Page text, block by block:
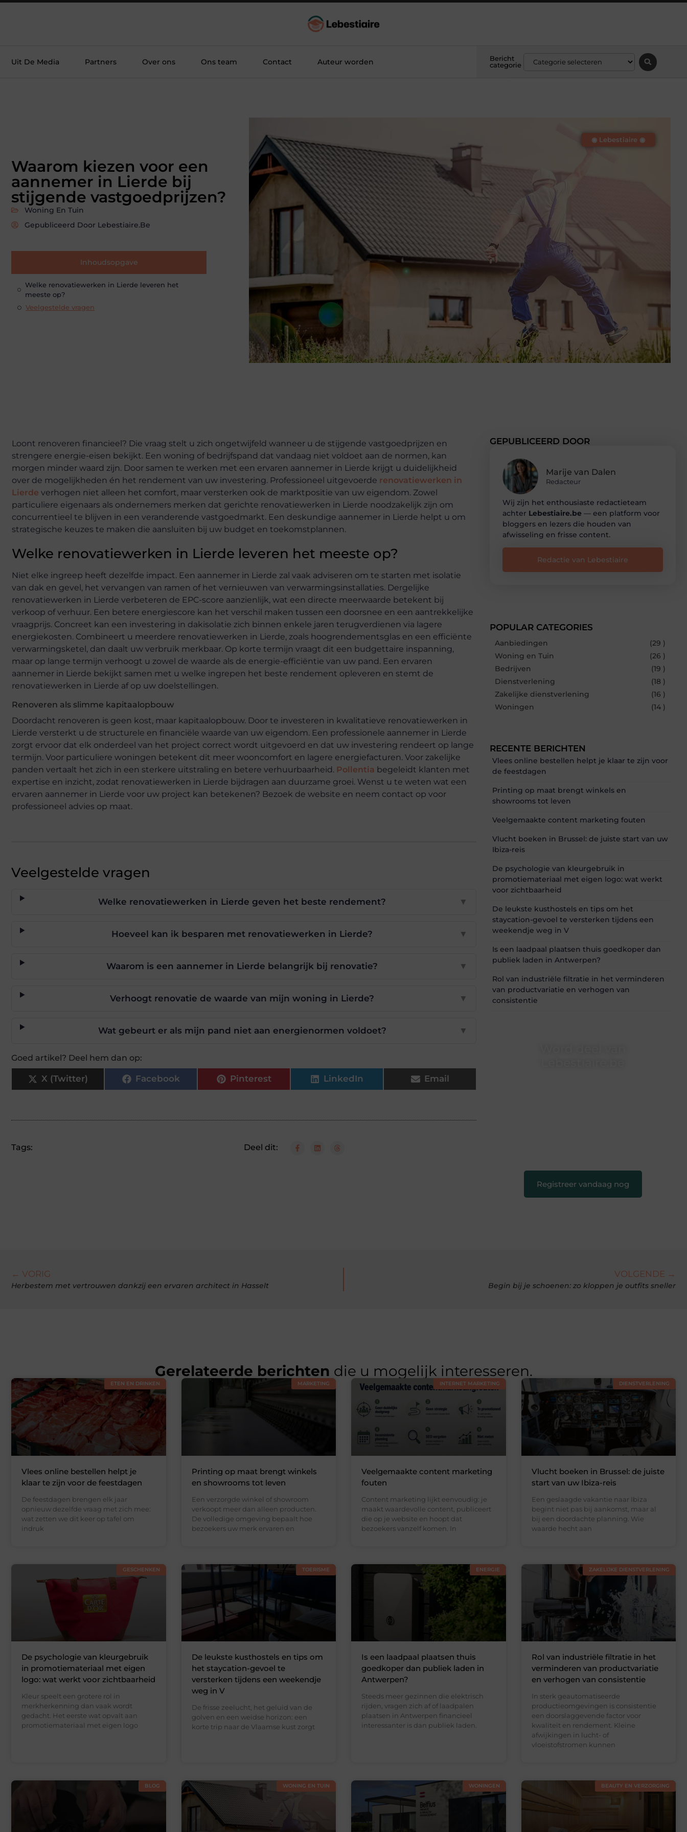
Uit De Media Partners Over ons Ons team Contact Auteur worden
Bericht
categorie
Waarom kiezen voor een
aannemer in Lierde bij
stijgende vastgoedprijzen?
Woning En Tuin
Gepubliceerd Door Lebestiaire.be
Inhoudsopgave
Welke renovatiewerken in Lierde leveren het
meeste op?
Veelgestelde vragen
◉ Lebestiaire ◉
Loont renoveren financieel? Die vraag stelt u zich ongetwijfeld wanneer u de stijgende vastgoedprijzen en
strengere energie-eisen bekijkt. Een woning of bedrijfspand dat vandaag niet voldoet aan de normen, kan
morgen minder waard zijn. Door samen te werken met een ervaren aannemer in Lierde krijgt u duidelijkheid
over de mogelijkheden én het rendement van uw investering. Professioneel uitgevoerde renovatiewerken in
Lierde verhogen niet alleen het comfort, maar versterken ook de marktpositie van uw eigendom. Zowel
particuliere eigenaars als ondernemers merken dat gerichte renovatiewerken in Lierde noodzakelijk zijn om
concurrentieel te blijven in een veranderende vastgoedmarkt. Een deskundige aannemer in Lierde helpt u om
strategische keuzes te maken die aansluiten bij uw budget en toekomstplannen.
Welke renovatiewerken in Lierde leveren het meeste op?
Niet elke ingreep heeft dezelfde impact. Een aannemer in Lierde zal vaak adviseren om te starten met isolatie
van dak en gevel, het vervangen van ramen of het vernieuwen van verwarmingsinstallaties. Dergelijke
renovatiewerken in Lierde verbeteren de EPC-score aanzienlijk, wat een directe meerwaarde betekent bij
verkoop of verhuur. Een betere energiescore kan het verschil maken tussen een doorsnee en een aantrekkelijke
vraagprijs. Concreet kan een investering in dakisolatie zich binnen enkele jaren terugverdienen via lagere
energiekosten. Combineert u meerdere renovatiewerken in Lierde, zoals hoogrendementsglas en een efficiënte
verwarmingsketel, dan daalt uw verbruik merkbaar. Op korte termijn vraagt dit een budgettaire inspanning,
maar op lange termijn verhoogt u zowel de waarde als de energie-efficiëntie van uw pand. Een ervaren
aannemer in Lierde bekijkt samen met u welke ingrepen het beste rendement opleveren en stemt de
renovatiewerken in Lierde af op uw doelstellingen.
Renoveren als slimme kapitaalopbouw
Doordacht renoveren is geen kost, maar kapitaalopbouw. Door te investeren in kwalitatieve renovatiewerken in
Lierde versterkt u de structurele en financiële waarde van uw eigendom. Een professionele aannemer in Lierde
zorgt ervoor dat elk onderdeel van het project correct wordt uitgevoerd en dat uw investering rendeert op lange
termijn. Voor particuliere woningen betekent dit meer wooncomfort en lagere energiefacturen. Voor zakelijke
panden vertaalt het zich in een sterkere uitstraling en betere verhuurbaarheid. Pollentia begeleidt klanten met
expertise en inzicht, zodat renovatiewerken in Lierde bijdragen aan duurzame groei. Wenst u te weten wat een
ervaren aannemer in Lierde voor uw project kan betekenen? Bezoek de website en neem contact op voor
professioneel advies op maat.
Veelgestelde vragen
Welke renovatiewerken in Lierde geven het beste rendement? ▼
Hoeveel kan ik besparen met renovatiewerken in Lierde? ▼
Waarom is een aannemer in Lierde belangrijk bij renovatie? ▼
Verhoogt renovatie de waarde van mijn woning in Lierde? ▼
Wat gebeurt er als mijn pand niet aan energienormen voldoet? ▼
Goed artikel? Deel hem dan op:
X (Twitter) Facebook Pinterest LinkedIn Email
Tags: Deel dit:
GEPUBLICEERD DOOR
Marije van Dalen
Redacteur
Wij zijn het enthousiaste redactieteam
achter Lebestiaire.be — een platform voor
bloggers en lezers die houden van
afwisseling en frisse content.
Redactie van Lebestiaire
POPULAR CATEGORIES
Aanbiedingen
(29 )
Woning en Tuin
(26 )
Bedrijven
(19 )
Dienstverlening
(18 )
Zakelijke dienstverlening
(16 )
Woningen
(14 )
RECENTE BERICHTEN
Vlees online bestellen helpt je klaar te zijn voor
de feestdagen
Printing op maat brengt winkels en
showrooms tot leven
Veelgemaakte content marketing fouten
Vlucht boeken in Brussel: de juiste start van uw
Ibiza-reis
De psychologie van kleurgebruik in
promotiemateriaal met eigen logo: wat werkt
voor zichtbaarheid
De leukste kusthostels en tips om het
staycation-gevoel te versterken tijdens een
weekendje weg in V
Is een laadpaal plaatsen thuis goedkoper dan
publiek laden in Antwerpen?
Rol van industriële filtratie in het verminderen
van productvariatie en verhogen van
consistentie
Registreer vandaag nog
← VORIG
Herbestem met vertrouwen dankzij een ervaren architect in Hasselt
VOLGENDE →
Begin bij je schoenen: zo kloppen je outfits sneller
Gerelateerde berichten die u mogelijk interesseren.
ETEN EN DRINKEN
Vlees online bestellen helpt je
klaar te zijn voor de feestdagen
De feestdagen brengen elk jaar
opnieuw dezelfde vraag met zich mee:
wat zetten we dit keer op tafel om
indruk
MARKETING
Printing op maat brengt winkels
en showrooms tot leven
Een verzorgde winkel of showroom
verkoopt meer dan alleen producten.
De volledige omgeving bepaalt hoe
bezoekers uw merk ervaren en
INTERNET MARKETING
Veelgemaakte content marketing
fouten
Content marketing lijkt eenvoudig: je
maakt waardevolle content, publiceert
die op je website en hoopt dat
bezoekers vanzelf komen. In
DIENSTVERLENING
Vlucht boeken in Brussel: de juiste
start van uw Ibiza-reis
Een geslaagde vakantie naar Ibiza
begint niet pas bij aankomst, maar al
bij een doordachte planning. Wie
waarde hecht aan
GESCHENKEN
De psychologie van kleurgebruik
in promotiemateriaal met eigen
logo: wat werkt voor zichtbaarheid
Kleur speelt een grotere rol in
merkherkenning dan vaak wordt
gedacht. Het eerste wat opvalt aan
promotiemateriaal met eigen logo
TOERISME
De leukste kusthostels en tips om
het staycation-gevoel te
versterken tijdens een weekendje
weg in V
De frisse zeelucht, het geluid van de
golven en een weidse horizon: een
korte trip naar de Vlaamse kust zorgt
ENERGIE
Is een laadpaal plaatsen thuis
goedkoper dan publiek laden in
Antwerpen?
Steeds meer gezinnen die elektrisch
rijden, vragen zich af of laadpalen
plaatsen in Antwerpen financieel
interessanter is dan publiek laden.
ZAKELIJKE DIENSTVERLENING
Rol van industriële filtratie in het
verminderen van productvariatie
en verhogen van consistentie
In sterk geautomatiseerde
productieomgevingen is consistentie
een doorslaggevende factor voor
kwaliteit en rendement. Kleine
afwijkingen in lucht- of
vloeistofstromen kunnen
BLOG WONING EN TUIN WONINGEN BEAUTY EN VERZORGING